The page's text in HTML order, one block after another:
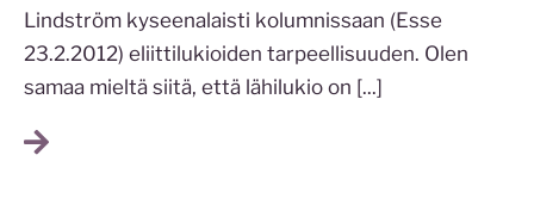
Lindström kyseenalaisti kolumnissaan (Esse
23.2.2012) eliittilukioiden tarpeellisuuden. Olen
samaa mieltä siitä, että lähilukio on [...]